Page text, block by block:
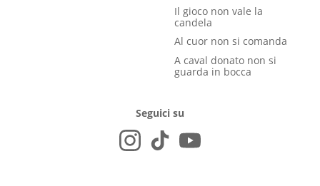
Il gioco non vale la
candela
Al cuor non si comanda
A caval donato non si
guarda in bocca
Seguici su